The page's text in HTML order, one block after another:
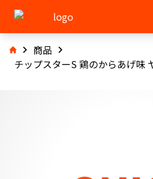
商品
チップスターS 鶏のからあげ味